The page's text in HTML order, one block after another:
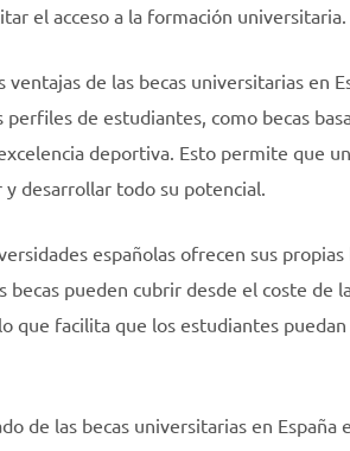
el acceso a la formación universitaria.
ventajas de las becas universitarias en
de estudiantes, como becas
deportiva. Esto permite que
y desarrollar todo su potencial.
españolas ofrecen sus
becas pueden cubrir desde el coste
que facilita que los estudiantes
de las becas universitarias en